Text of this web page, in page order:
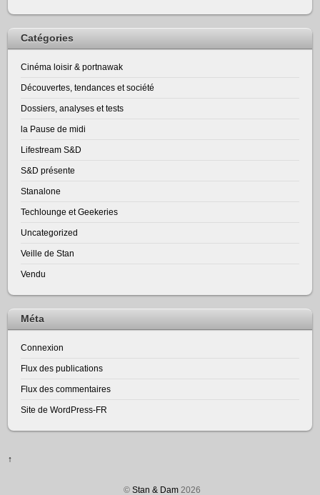
Catégories
Cinéma loisir & portnawak
Découvertes, tendances et société
Dossiers, analyses et tests
la Pause de midi
Lifestream S&D
S&D présente
Stanalone
Techlounge et Geekeries
Uncategorized
Veille de Stan
Vendu
Méta
Connexion
Flux des publications
Flux des commentaires
Site de WordPress-FR
↑
© Stan & Dam2026